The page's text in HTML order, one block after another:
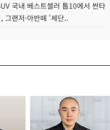
국내 베스트셀러 톱10에서 싼타
그랜저·아반떼 '세단..